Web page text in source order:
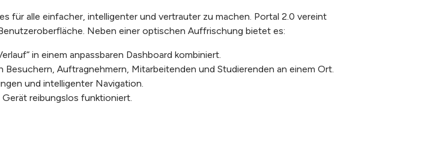
für alle einfacher, intelligenter und vertrauter zu machen. Portal 2.0 vereint
Neben einer optischen Auffrischung bietet es:
in einem anpassbaren Dashboard kombiniert.
Besuchern, Auftragnehmern, Mitarbeitenden und Studierenden an einem Ort.
und intelligenter Navigation.
Gerät reibungslos funktioniert.